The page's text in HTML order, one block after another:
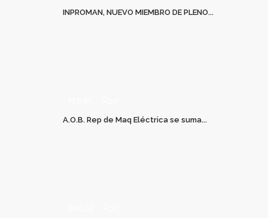
INPROMAN, NUEVO MIEMBRO DE PLENO...
A.O.B. Rep de Maq Eléctrica se suma...